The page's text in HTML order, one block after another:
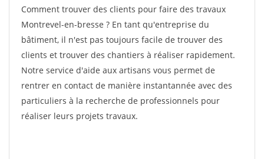
Comment trouver des clients pour faire des travaux
Montrevel-en-bresse ? En tant qu'entreprise du
bâtiment, il n'est pas toujours facile de trouver des
clients et trouver des chantiers à réaliser rapidement.
Notre service d'aide aux artisans vous permet de
rentrer en contact de manière instantannée avec des
particuliers à la recherche de professionnels pour
réaliser leurs projets travaux.